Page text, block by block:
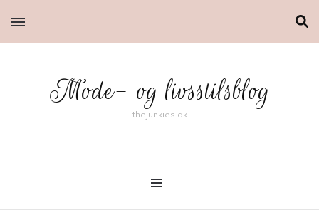
Mode- og livsstilsblog
thejunkies.dk